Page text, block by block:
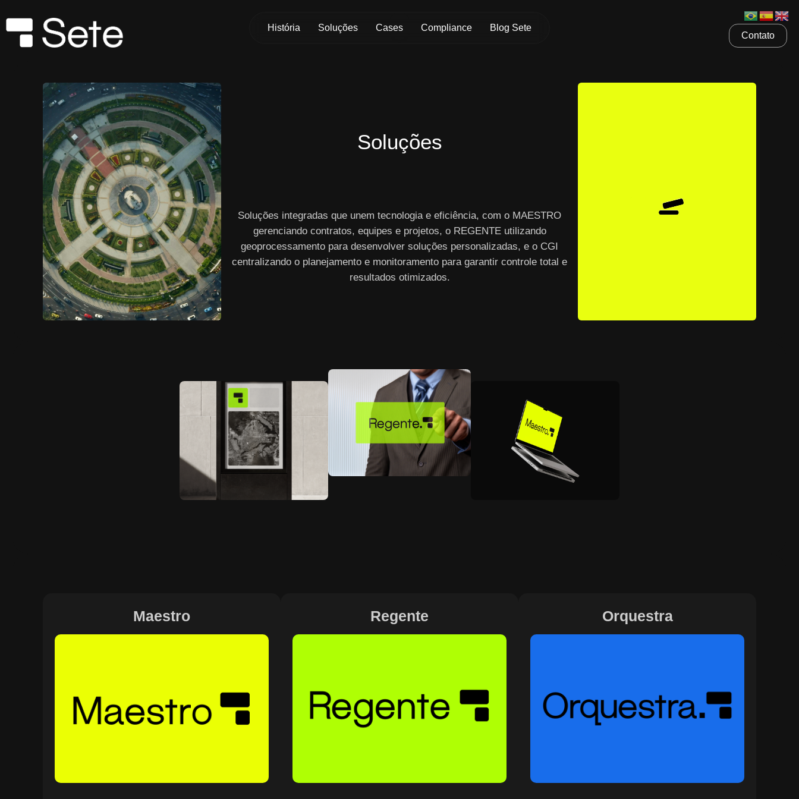
História Soluções Cases Compliance Blog Sete
Contato
Soluções
Soluções integradas que unem tecnologia e eficiência, com o MAESTRO
gerenciando contratos, equipes e projetos, o REGENTE utilizando
geoprocessamento para desenvolver soluções personalizadas, e o CGI
centralizando o planejamento e monitoramento para garantir controle total e
resultados otimizados.
Maestro Regente Orquestra